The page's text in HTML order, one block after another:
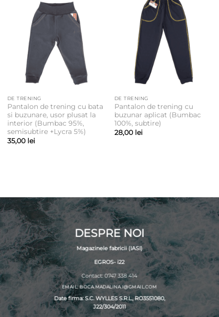
DE TRENING
Pantalon de trening cu bata
si buzunare, usor plusat la
interior (Bumbac 95%,
semisubtire +Lycra 5%)
35,00 lei
DE TRENING
Pantalon de trening cu
buzunar aplicat (Bumbac
100%, subtire)
28,00 lei
DESPRE NOI
Magazinele fabricii (IASI)
EGROS- i22
Contact: 0747 338 414
EMAIL: BOCA.MADALINA.I@GMAIL.COM
Date firma: S.C. WYLLES S.R.L., RO3551080,
J22/304/2011